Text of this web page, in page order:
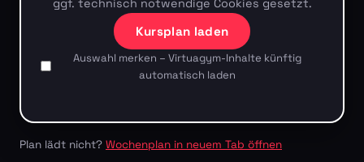
ggf. technisch notwendige Cookies gesetzt.
Kursplan laden
Auswahl merken – Virtuagym-Inhalte künftig
automatisch laden
Plan lädt nicht? Wochenplan in neuem Tab öffnen